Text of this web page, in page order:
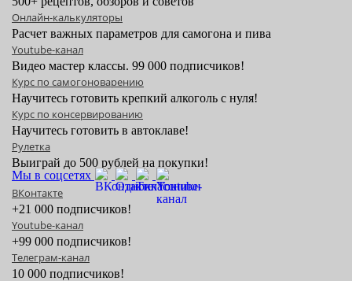
Онлайн-калькуляторы
Расчет важных параметров для самогона и пива
Youtube-канал
Видео мастер классы. 99 000 подписчиков!
Курс по самогоноварению
Научитесь готовить крепкий алкоголь с нуля!
Курс по консервированию
Научитесь готовить в автоклаве!
Рулетка
Выиграй до 500 рублей на покупки!
Мы в соцсетях
ВКонтакте
+21 000 подписчиков!
Youtube-канал
+99 000 подписчиков!
Телеграм-канал
10 000 подписчиков!